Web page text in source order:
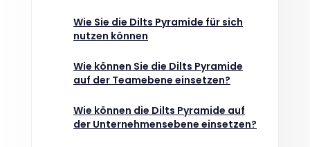
Wie Sie die Dilts Pyramide für sich
nutzen können
Wie können Sie die Dilts Pyramide
auf der Teamebene einsetzen?
Wie können die Dilts Pyramide auf
der Unternehmensebene einsetzen?